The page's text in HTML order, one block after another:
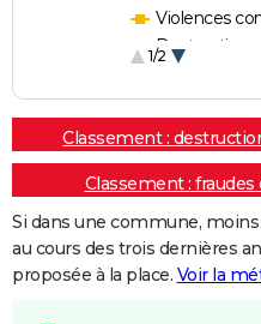
Violences
Destructions
1/2
Classement :
Classement :
Si dans une commune,
au cours des trois dernières
proposée à la place. Voir la